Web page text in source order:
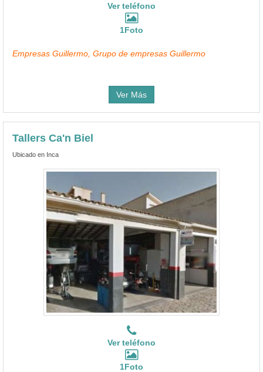
Ver teléfono
1Foto
Empresas Guillermo, Grupo de empresas Guillermo
Ver Más
Tallers Ca'n Biel
Ubicado en Inca
Ver teléfono
1Foto